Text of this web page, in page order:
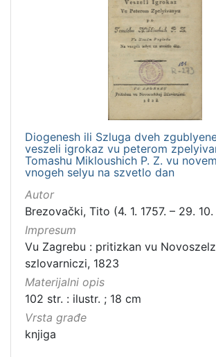
Diogenesh ili Szluga dveh
veszeli igrokaz vu peterom
Tomashu Mikloushich P. Z. vu
vnogeh selyu na szvetlo dan
Autor
Brezovački, Tito (4. 1. 1757. – 29. 10.
Impresum
Vu Zagrebu : pritizkan vu
szlovarniczi, 1823
Materijalni opis
102 str. : ilustr. ; 18 cm
Vrsta građe
knjiga